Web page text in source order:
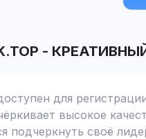
-
для
высокое
подчеркнуть своё